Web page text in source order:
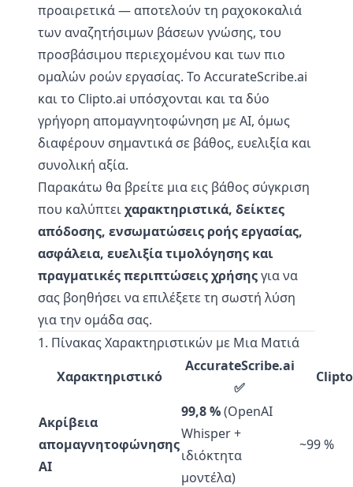
προαιρετικά — αποτελούν τη ραχοκοκαλιά
των αναζητήσιμων βάσεων γνώσης, του
προσβάσιμου περιεχομένου και των πιο
ομαλών ροών εργασίας. Το AccurateScribe.ai
και το Clipto.ai υπόσχονται και τα δύο
γρήγορη απομαγνητοφώνηση με AI, όμως
διαφέρουν σημαντικά σε βάθος, ευελιξία και
συνολική αξία.
Παρακάτω θα βρείτε μια εις βάθος σύγκριση
που καλύπτειχαρακτηριστικά, δείκτες
απόδοσης, ενσωματώσεις ροής εργασίας,
ασφάλεια, ευελιξία τιμολόγησης και
πραγματικές περιπτώσεις χρήσηςγια να
σας βοηθήσει να επιλέξετε τη σωστή λύση
για την ομάδα σας.
1. Πίνακας Χαρακτηριστικών με Μια Ματιά
Χαρακτηριστικό
AccurateScribe.ai
✅
Ακρίβεια
απομαγνητοφώνησης
AI
99,8 %(OpenAI
Whisper +
ιδιόκτητα
μοντέλα)
~99 %